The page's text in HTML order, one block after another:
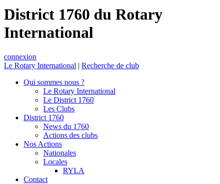
District 1760 du Rotary
International
connexion
Le Rotary International | Recherche de club
Qui sommes nous ?
Le Rotary International
Le District 1760
Les Clubs
District 1760
News du 1760
Actions des clubs
Nos Actions
Nationales
Locales
RYLA
Contact